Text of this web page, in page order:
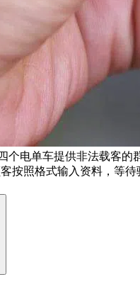
个电单车提供非法载客的
按照格式输入资料，等待